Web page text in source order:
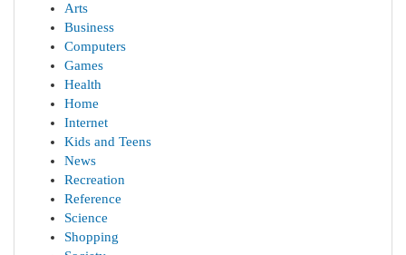
Arts
Business
Computers
Games
Health
Home
Internet
Kids and Teens
News
Recreation
Reference
Science
Shopping